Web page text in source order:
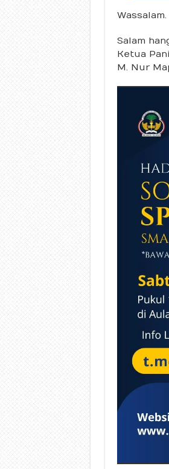
Wassalam.
Salam
Ketua
M. Nur